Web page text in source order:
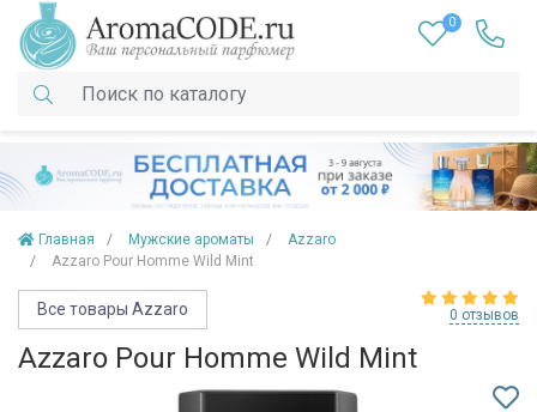
0
Главная Мужские ароматы
Azzaro
Azzaro Pour Homme Wild Mint
Все товары Azzaro 0 отзывов
Azzaro Pour Homme Wild Mint